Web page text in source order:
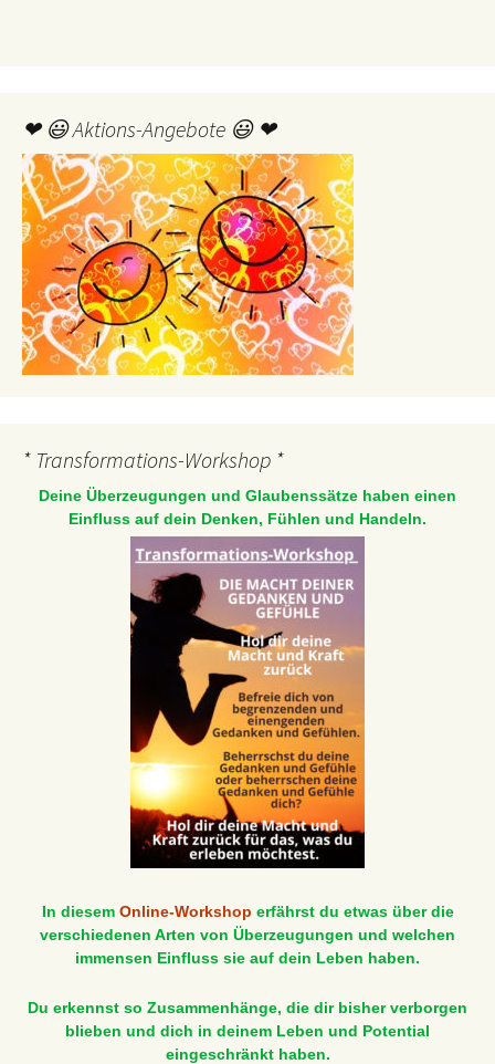
❤ 😃 Aktions-Angebote 😃 ❤
* Transformations-Workshop *
Deine Überzeugungen und Glaubenssätze haben einen
Einfluss auf dein Denken, Fühlen und Handeln.
In diesem Online-Workshop erfährst du etwas über die
verschiedenen Arten von Überzeugungen und welchen
immensen Einfluss sie auf dein Leben haben.
Du erkennst so Zusammenhänge, die dir bisher verborgen
blieben und dich in deinem Leben und Potential
eingeschränkt haben.